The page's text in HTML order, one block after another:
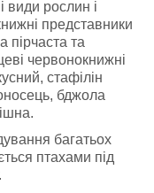
види рослин і
представники
та
червонокнижні
стафілін
бджола
багатьох
птахами під